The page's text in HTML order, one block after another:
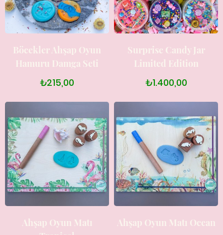
Böcekler Ahşap Oyun
Hamuru Damga Seti
₺215,00
Surprise Candy Jar
Limited Edition
₺1.400,00
Ahşap Oyun Matı
Ahşap Oyun Matı Ocean